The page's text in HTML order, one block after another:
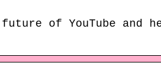
of YouTube and